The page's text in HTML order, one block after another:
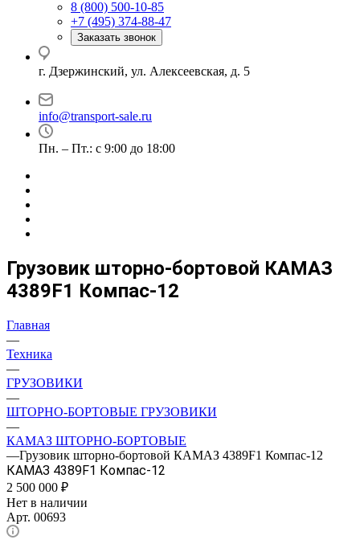
8 (800) 500-10-85
+7 (495) 374-88-47
Заказать звонок
г. Дзержинский, ул. Алексеевская, д. 5
info@transport-sale.ru
Пн. – Пт.: с 9:00 до 18:00
Грузовик шторно-бортовой КАМАЗ
4389F1 Компас-12
Главная
—
Техника
—
ГРУЗОВИКИ
—
ШТОРНО-БОРТОВЫЕ ГРУЗОВИКИ
—
КАМАЗ ШТОРНО-БОРТОВЫЕ
—Грузовик шторно-бортовой КАМАЗ 4389F1 Компас-12
КАМАЗ 4389F1 Компас-12
2 500 000 ₽
Нет в наличии
Арт. 00693